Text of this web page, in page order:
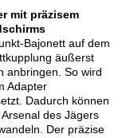
mit präzisem
Bajonett auf dem
äußerst
anbringen. So wird
Adapter
Dadurch können
des Jägers
Der präzise